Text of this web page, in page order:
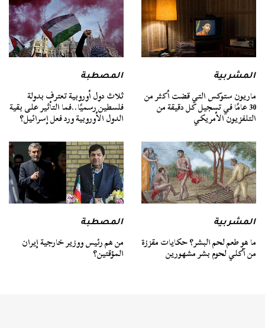
المشربية
ماريون ستوكس التي قضت أكثر من
30 عامًا في تسجيل كل دقيقة من
التلفزيون الأمريكي
المصطبة
ثلاث دول أوروبية تعترف بدولة
فلسطين رسميًا..فما التأثير على بقية
الدول الأوروبية ورد فعل إسرائيل؟
المشربية
ما هو طعم لحم البشر؟ حكايات مقززة
من آكلي لحوم بشر مشهورين
المصطبة
من هم رئيس ووزير خارجية إيران
المؤقتين؟